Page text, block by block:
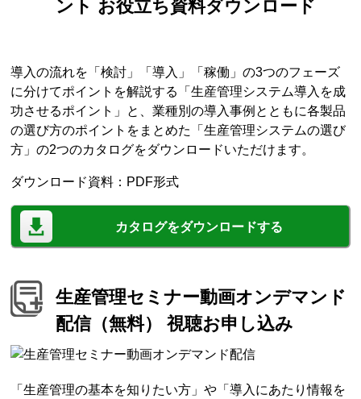
ント お役立ち資料ダウンロード
導入の流れを「検討」「導入」「稼働」の3つのフェーズ
に分けてポイントを解説する「生産管理システム導入を成
功させるポイント」と、業種別の導入事例とともに各製品
の選び方のポイントをまとめた「生産管理システムの選び
方」の2つのカタログをダウンロードいただけます。
ダウンロード資料：PDF形式
カタログをダウンロードする
生産管理セミナー動画オンデマンド
配信（無料） 視聴お申し込み
「生産管理の基本を知りたい方」や「導入にあたり情報を